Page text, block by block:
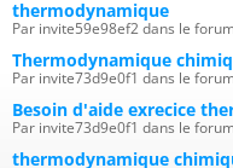
thermodynamique
Par invite59e98ef2 dans le
Thermodynamique
Par invite73d9e0f1 dans le
Besoin d'aide exrecice
Par invite73d9e0f1 dans le
thermodynamique